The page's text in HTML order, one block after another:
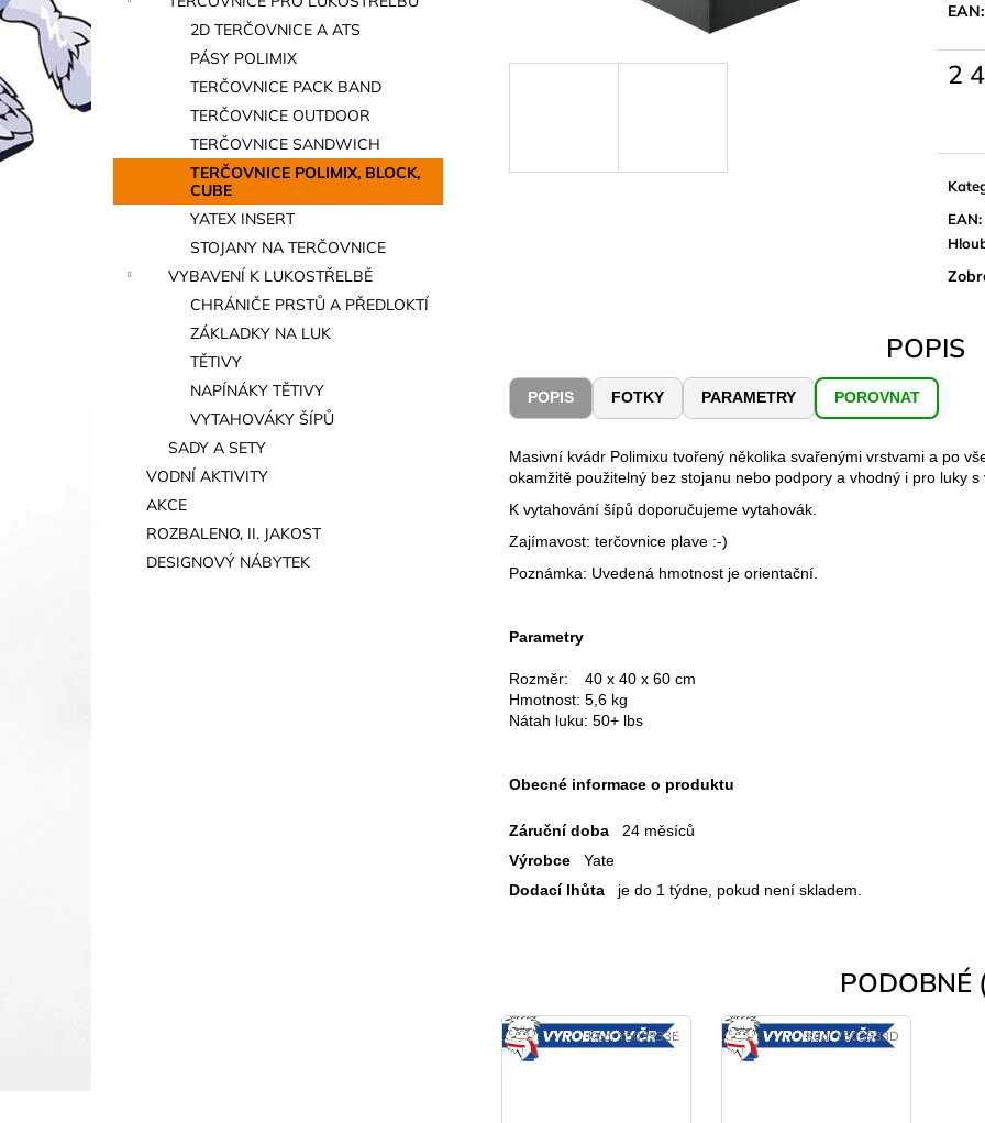
a
n
e
l
2D TERČOVNICE A ATS
PÁSY POLIMIX
TERČOVNICE PACK BAND
TERČOVNICE OUTDOOR
TERČOVNICE SANDWICH
TERČOVNICE POLIMIX, BLOCK,
CUBE
YATEX INSERT
STOJANY NA TERČOVNICE
VYBAVENÍ K LUKOSTŘELBĚ
CHRÁNIČE PRSTŮ A PŘEDLOKTÍ
ZÁKLADKY NA LUK
TĚTIVY
NAPÍNÁKY TĚTIVY
VYTAHOVÁKY ŠÍPŮ
SADY A SETY
VODNÍ AKTIVITY
AKCE
ROZBALENO, II. JAKOST
DESIGNOVÝ NÁBYTEK
2
EAN:
POPIS
POPIS FOTKY PARAMETRY POROVNAT
Masivní kvádr Polimixu tvořený několika svařenými vrstvami a po
okamžitě použitelný bez stojanu nebo podpory a vhodný i pro luky
K vytahování šípů doporučujeme vytahovák.
Zajímavost: terčovnice plave :-)
Poznámka: Uvedená hmotnost je orientační.
Parametry
Rozměr:
40 x 40 x 60 cm
Hmotnost: 5,6 kg
Nátah luku: 50+ lbs
Obecné informace o produktu
Záruční doba
24 měsíců
Výrobce
Yate
Dodací lhůta
je do 1 týdne, pokud není skladem.
PODOBNÉ
VYROBENO
Kód:Y503933E Kód:Y503933D